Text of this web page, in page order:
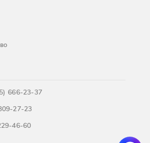
666-23-37
27-23
46-60